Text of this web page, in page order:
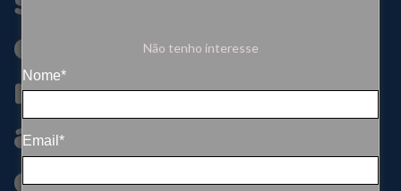
Não tenho interesse
Nome*
Email*
climática e
necessidade de
adaptação das
cidades